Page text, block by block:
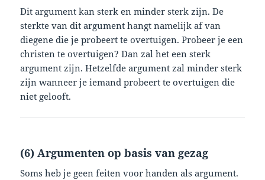
Dit argument kan sterk en minder sterk zijn. De
sterkte van dit argument hangt namelijk af van
diegene die je probeert te overtuigen. Probeer je een
christen te overtuigen? Dan zal het een sterk
argument zijn. Hetzelfde argument zal minder sterk
zijn wanneer je iemand probeert te overtuigen die
niet gelooft.
(6) Argumenten op basis van gezag
Soms heb je geen feiten voor handen als argument.